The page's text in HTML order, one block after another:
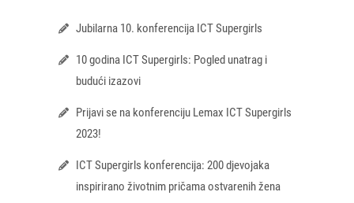
Jubilarna 10. konferencija ICT Supergirls
10 godina ICT Supergirls: Pogled unatrag i
budući izazovi
Prijavi se na konferenciju Lemax ICT Supergirls
2023!
ICT Supergirls konferencija: 200 djevojaka
inspirirano životnim pričama ostvarenih žena